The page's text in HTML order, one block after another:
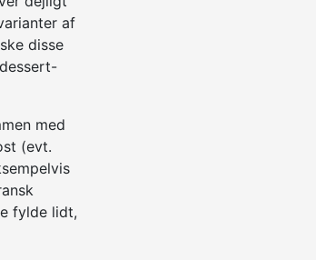
af
disse
med
(evt.
fylde lidt,